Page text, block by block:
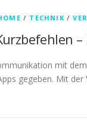
/ TECHNIK /
–
mit
gegeben. Mit